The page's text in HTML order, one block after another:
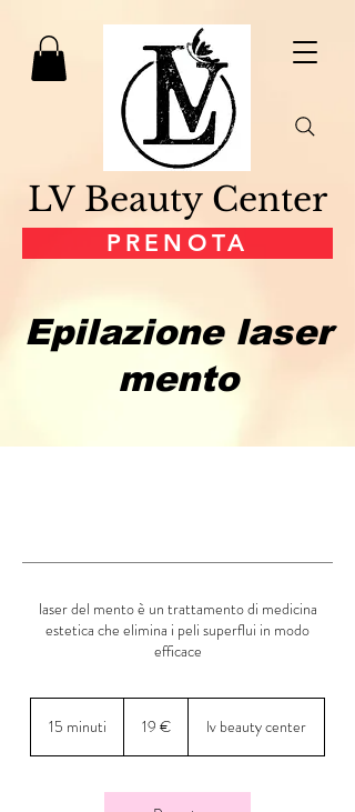
PRENOTA
LV Beauty Center
Epilazione laser
mento
laser del mento è un trattamento di medicina
estetica che elimina i peli superflui in modo
efficace
15 minuti
i
19 € lv beauty center